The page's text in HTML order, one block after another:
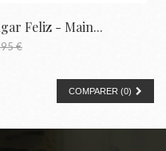
Feliz - Main...
€
COMPARER (0)